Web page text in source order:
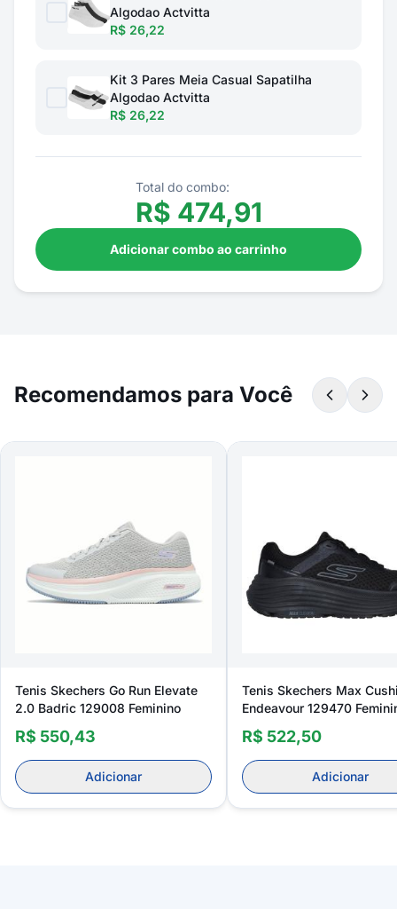
Algodao Actvitta
R$ 26,22
Kit 3 Pares Meia Casual Sapatilha
Algodao Actvitta
R$ 26,22
Total do combo:
R$ 474,91
Adicionar combo ao carrinho
Recomendamos para Você
Tenis Skechers Go Run Elevate
2.0 Badric 129008 Feminino
R$ 550,43
Adicionar
Tenis Skechers Max
Endeavour 129470
R$ 522,50
Adicionar